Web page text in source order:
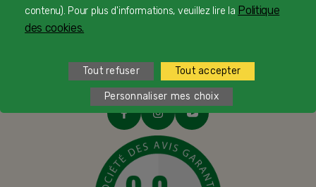
contenu). Pour plus d'informations, veuillez lire la Politique
des cookies.
Tout refuser Tout accepter
Personnaliser mes choix